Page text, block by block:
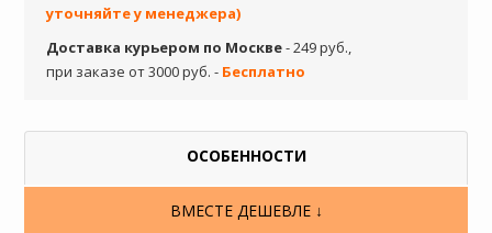
уточняйте у менеджера)
Доставка курьером по Москве- 249 руб.,
при заказе от 3000 руб. - Бесплатно
ОСОБЕННОСТИ
ВМЕСТЕ ДЕШЕВЛЕ ↓